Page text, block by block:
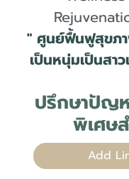
" ศูนย์ฟื้นฟูสุขภา
เป็นหนุ่มเป็นสา
ปรึกษาปัญ
พิเศษ
Add